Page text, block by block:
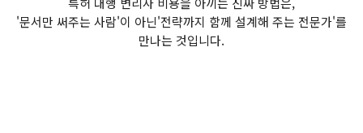
'문서만 써주는 사람'이 아닌'전략까지 함께 설계해 주는 전문가'를
만나는 것입니다.